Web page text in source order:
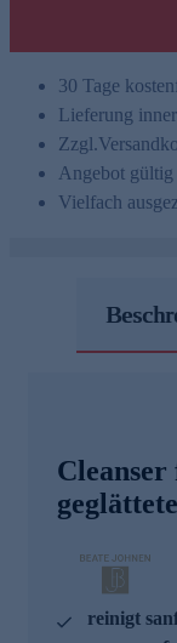
30 Tage
Lieferung
Zzgl.
Angebot
Vielfach
reinigt